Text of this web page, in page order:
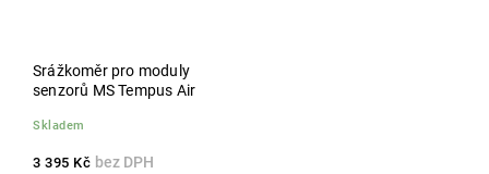
Srážkoměr pro moduly
senzorů MS Tempus Air
Skladem
3 395 Kč